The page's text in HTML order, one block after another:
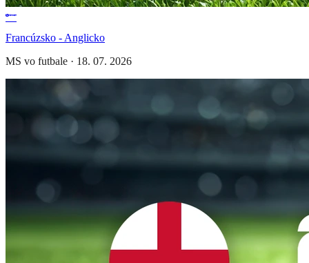
Francúzsko - Anglicko
MS vo futbale · 18. 07. 2026